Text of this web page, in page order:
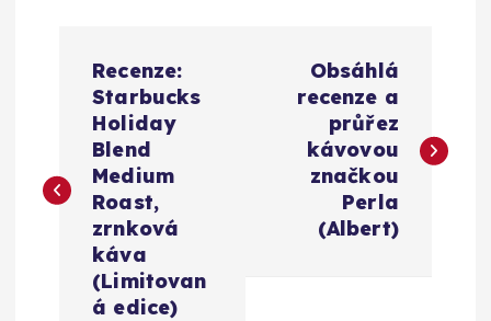
i
Recenze:
Starbucks
Holiday
Blend
Medium
Roast,
zrnková
káva
(Limitovan
á edice)
Obsáhlá
recenze a
průřez
kávovou
značkou
Perla
(Albert)